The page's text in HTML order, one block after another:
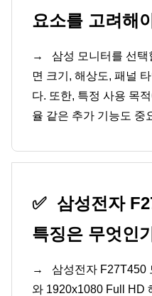
요소를 고려해
→
삼성 모니터를 선
면 크기, 해상도, 패널
다. 또한, 특정 사용 목
율 같은 추가 기능도 중
✅ 삼성전자
특징은 무엇인
→
삼성전자 F27T450
와 1920x1080 Full HD